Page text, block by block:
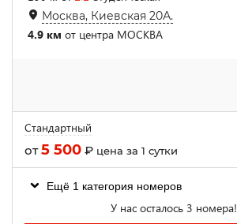
Москва, Киевская 20А.
4.9 км от центра МОСКВА
Стандартный
от5 500 ₽ цена за 1 сутки
Ещё 1 категория номеров
У нас осталось 3 номера!